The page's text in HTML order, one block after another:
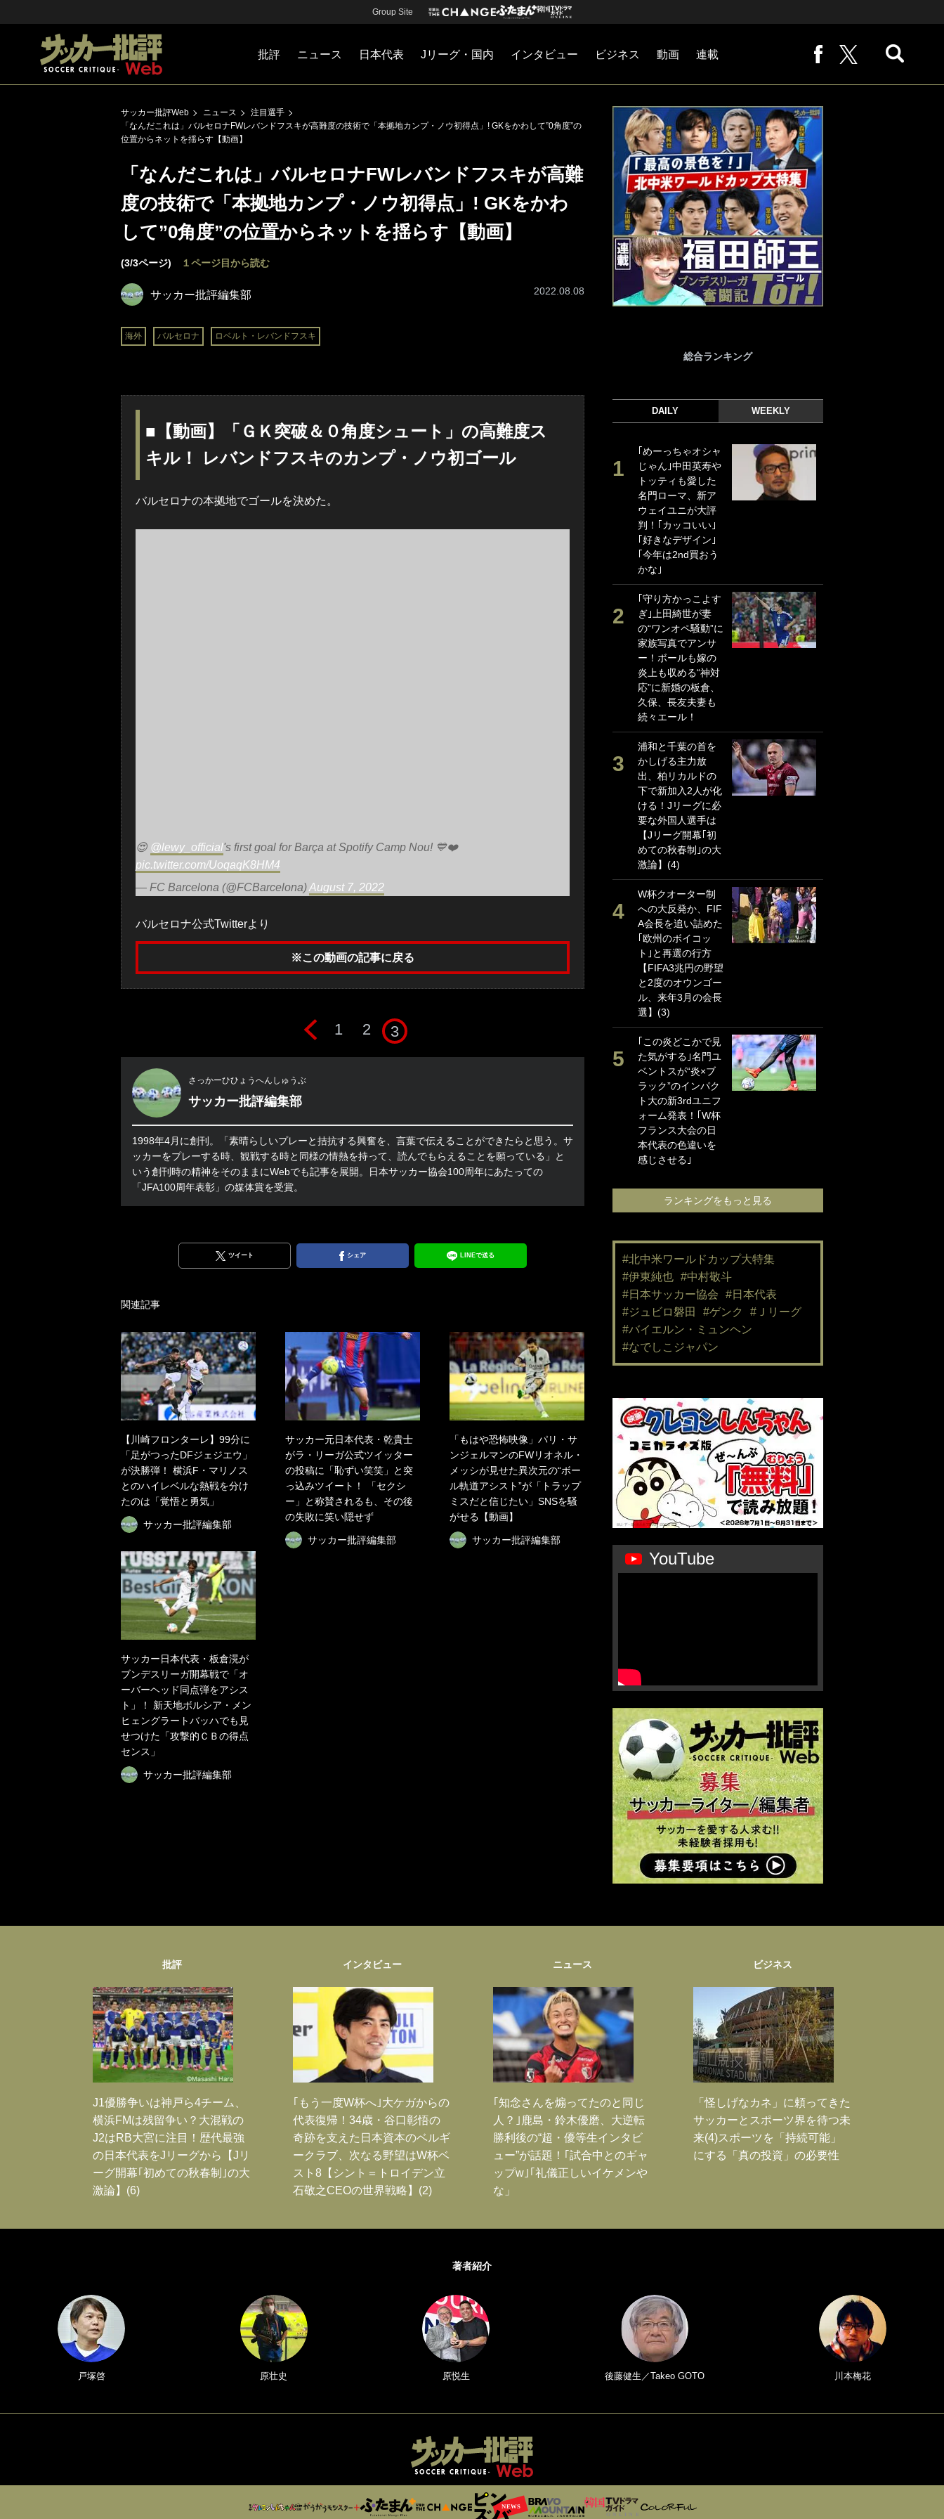
Group Site
批評 ニュース 日本代表 Jリーグ・国内 インタビュー ビジネス 動画 連載
サッカー批評Web ニュース
注目選手
「なんだこれは」バルセロナFWレバンドフスキが高難度の技術で「本拠地カンプ・ノウ初得点」! GKをかわして”0角度”の
位置からネットを揺らす【動画】
「なんだこれは」バルセロナFWレバンドフスキが高難
度の技術で「本拠地カンプ・ノウ初得点」! GKをかわ
して”0角度”の位置からネットを揺らす【動画】
(3/3ページ) １ページ目から読む
サッカー批評編集部
海外 バルセロナ ロベルト・レバンドフスキ
2022.08.08
■【動画】「ＧＫ突破＆０角度シュート」の高難度ス
キル！ レバンドフスキのカンプ・ノウ初ゴール
バルセロナの本拠地でゴールを決めた。
😍 @lewy_official's first goal for Barça at Spotify Camp Nou! 💙❤️
pic.twitter.com/UoqaqK8HM4
— FC Barcelona (@FCBarcelona)August 7, 2022
バルセロナ公式Twitterより
※この動画の記事に戻る
1 2 3
さっかーひひょうへんしゅうぶ
サッカー批評編集部
1998年4月に創刊。「素晴らしいプレーと拮抗する興奮を、言葉で伝えることができたらと思う。サ
ッカーをプレーする時、観戦する時と同様の情熱を持って、読んでもらえることを願っている」と
いう創刊時の精神をそのままにWebでも記事を展開。日本サッカー協会100周年にあたっての
「JFA100周年表彰」の媒体賞を受賞。
ツイート シェア LINEで送る
関連記事
【川崎フロンターレ】99分に
「足がつったDFジェジエウ」
が決勝弾！ 横浜F・マリノス
とのハイレベルな熱戦を分け
たのは「覚悟と勇気」
サッカー批評編集部
サッカー元日本代表・乾貴士
がラ・リーガ公式ツイッター
の投稿に「恥ずい笑笑」と突
っ込みツイート！ 「セクシ
ー」と称賛されるも、その後
の失敗に笑い隠せず
サッカー批評編集部
「もはや恐怖映像」パリ・サ
ンジェルマンのFWリオネル・
メッシが見せた異次元の“ボー
ル軌道アシスト”が「トラップ
ミスだと信じたい」SNSを騒
がせる【動画】
サッカー批評編集部
サッカー日本代表・板倉滉が
ブンデスリーガ開幕戦で「オ
ーバーヘッド同点弾をアシス
ト」！ 新天地ボルシア・メン
ヒェングラートバッハでも見
せつけた「攻撃的ＣＢの得点
センス」
サッカー批評編集部
総合ランキング
DAILY WEEKLY
｢めーっちゃオシャ
じゃん｣中田英寿や
トッティも愛した
名門ローマ、新ア
ウェイユニが大評
判！｢カッコいい｣
｢好きなデザイン｣
｢今年は2nd買おう
かな｣
｢守り方かっこよす
ぎ｣上田綺世が妻
の“ワンオペ騒動”に
家族写真でアンサ
ー！ボールも嫁の
炎上も収める“神対
応”に新婚の板倉、
久保、長友夫妻も
続々エール！
浦和と千葉の首を
かしげる主力放
出、柏リカルドの
下で新加入2人が化
ける！Jリーグに必
要な外国人選手は
【Jリーグ開幕｢初
めての秋春制｣の大
激論】(4)
W杯クオーター制
への大反発か、FIF
A会長を追い詰めた
｢欧州のボイコッ
ト｣と再選の行方
【FIFA3兆円の野望
と2度のオウンゴー
ル、来年3月の会長
選】(3)
｢この炎どこかで見
た気がする｣名門ユ
ベントスが“炎×ブ
ラック”のインパク
ト大の新3rdユニフ
ォーム発表！｢W杯
フランス大会の日
本代表の色違いを
感じさせる｣
ランキングをもっと見る
#北中米ワールドカップ大特集
#伊東純也 #中村敬斗
#日本サッカー協会
#日本代表
#ジュビロ磐田
#ゲンク
#Ｊリーグ
#バイエルン・ミュンヘン
#なでしこジャパン
YouTube
批評
J1優勝争いは神戸ら4チーム、
横浜FMは残留争い？大混戦の
J2はRB大宮に注目！歴代最強
の日本代表をJリーグから【Jリ
ーグ開幕｢初めての秋春制｣の大
激論】(6)
インタビュー
｢もう一度W杯へ｣大ケガからの
代表復帰！34歳・谷口彰悟の
奇跡を支えた日本資本のベルギ
ークラブ、次なる野望はW杯ベ
スト8【シント＝トロイデン立
石敬之CEOの世界戦略】(2)
ニュース
｢知念さんを煽ってたのと同じ
人？｣鹿島・鈴木優磨、大逆転
勝利後の“超・優等生インタビ
ュー”が話題！｢試合中とのギャ
ップw｣｢礼儀正しいイケメンや
な」
ビジネス
「怪しげなカネ」に頼ってきた
サッカーとスポーツ界を待つ未
来(4)スポーツを「持続可能」
にする「真の投資」の必要性
著者紹介
戸塚啓 原壮史 原悦生 後藤健生／Takeo GOTO 川本梅花